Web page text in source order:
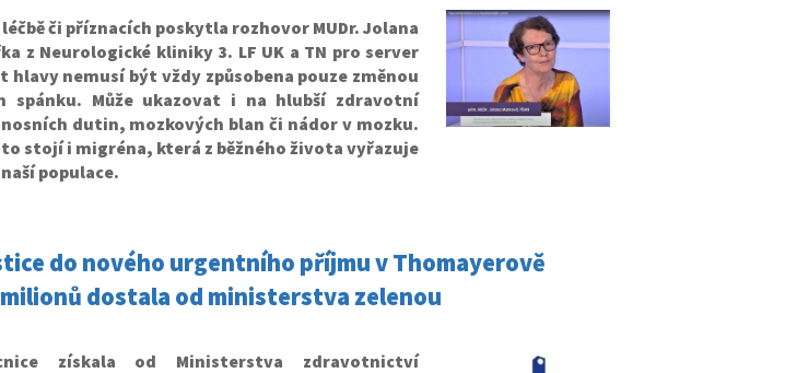
či příznacích poskytla rozhovor MUDr. Jolana
z Neurologické kliniky 3. LF UK a TN pro server
hlavy nemusí být vždy způsobena pouze změnou
spánku. Může ukazovat i na hlubší zdravotní
dutin, mozkových blan či nádor v mozku.
stojí i migréna, která z běžného života vyřazuje
populace.
do nového urgentního příjmu v Thomayerově
dostala od ministerstva zelenou
získala od Ministerstva zdravotnictví